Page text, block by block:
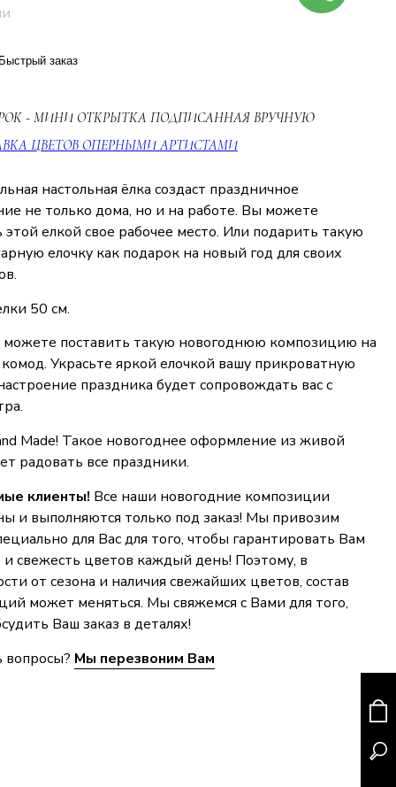
заказ
- МИНИ ОТКРЫТКА ПОДПИСАННАЯ ВРУЧНУЮ
ЦВЕТОВ ОПЕРНЫМИ АРТИСТАМИ
настольная ёлка создаст праздничное
не только дома, но и на работе. Вы можете
этой елкой свое рабочее место. Или подарить такую
елочку как подарок на новый год для своих
50 см.
поставить такую новогоднюю композицию на
Украсьте яркой елочкой вашу прикроватную
праздника будет сопровождать вас с
Made! Такое новогоднее оформление из живой
радовать все праздники.
клиенты! Все наши новогодние композиции
и выполняются только под заказ! Мы привозим
для Вас для того, чтобы гарантировать Вам
и свежесть цветов каждый день! Поэтому, в
от сезона и наличия свежайших цветов, состав
может меняться. Мы свяжемся с Вами для того,
Ваш заказ в деталях!
вопросы? Мы перезвоним Вам